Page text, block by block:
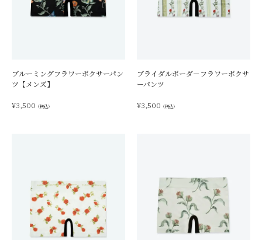
ブルーミングフラワーボクサーパン
ツ【メンズ】
¥3,500 （税込）
ブライダルボーダ－フラワーボクサ
ーパンツ
¥3,500 （税込）